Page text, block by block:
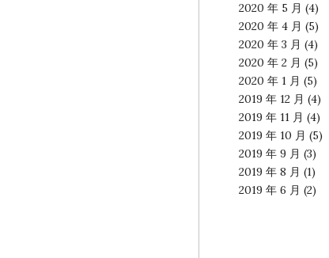
2020 年 5 月 (4)
2020 年 4 月 (5)
2020 年 3 月 (4)
2020 年 2 月 (5)
2020 年 1 月 (5)
2019 年 12 月 (4)
2019 年 11 月 (4)
2019 年 10 月 (5)
2019 年 9 月 (3)
2019 年 8 月 (1)
2019 年 6 月 (2)